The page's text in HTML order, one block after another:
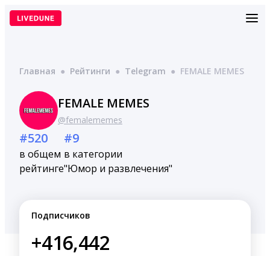
Перейти
Главная ● Рейтинги ● Telegram ● FEMALE MEMES
FEMALE MEMES
@femalememes
#520
в общем
рейтинге
#9
в категории
"Юмор и развлечения"
Подписчиков
+416,442